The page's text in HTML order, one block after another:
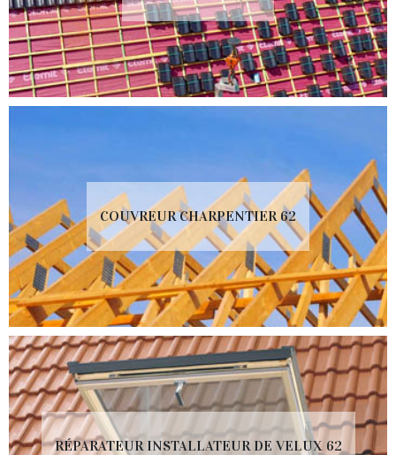
COUVREUR CHARPENTIER 62
RÉPARATEUR INSTALLATEUR DE VELUX 62